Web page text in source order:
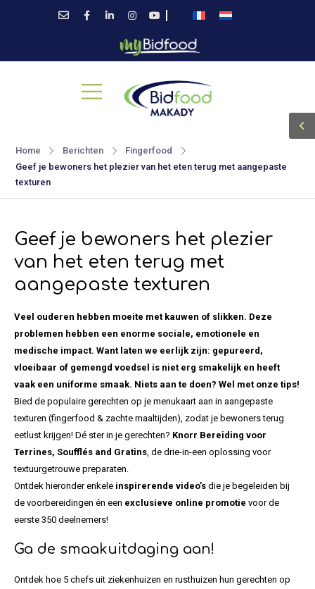
Home Berichten
Fingerfood
Geef je bewoners het plezier van het eten terug met aangepaste
texturen
Geef je bewoners het plezier
van het eten terug met
aangepaste texturen
Veel ouderen hebben moeite met kauwen of slikken. Deze
problemen hebben een enorme sociale, emotionele en
medische impact. Want laten we eerlijk zijn: gepureerd,
vloeibaar of gemengd voedsel is niet erg smakelijk en heeft
vaak een uniforme smaak. Niets aan te doen? Wel met onze tips!
Bied de populaire gerechten op je menukaart aan in aangepaste
texturen (fingerfood & zachte maaltijden), zodat je bewoners terug
eetlust krijgen! Dé ster in je gerechten? Knorr Bereiding voor
Terrines, Soufflés and Gratins, de drie-in-een oplossing voor
textuurgetrouwe preparaten.
Ontdek hieronder enkele inspirerende video’s die je begeleiden bij
de voorbereidingen én een exclusieve online promotie voor de
eerste 350 deelnemers!
Ga de smaakuitdaging aan!
Ontdek hoe 5 chefs uit ziekenhuizen en rusthuizen hun gerechten op